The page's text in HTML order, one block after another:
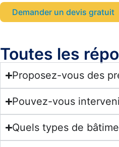
Demander un devis gratuit
Toutes les
Proposez-vous des
Pouvez-vous
Quels types de